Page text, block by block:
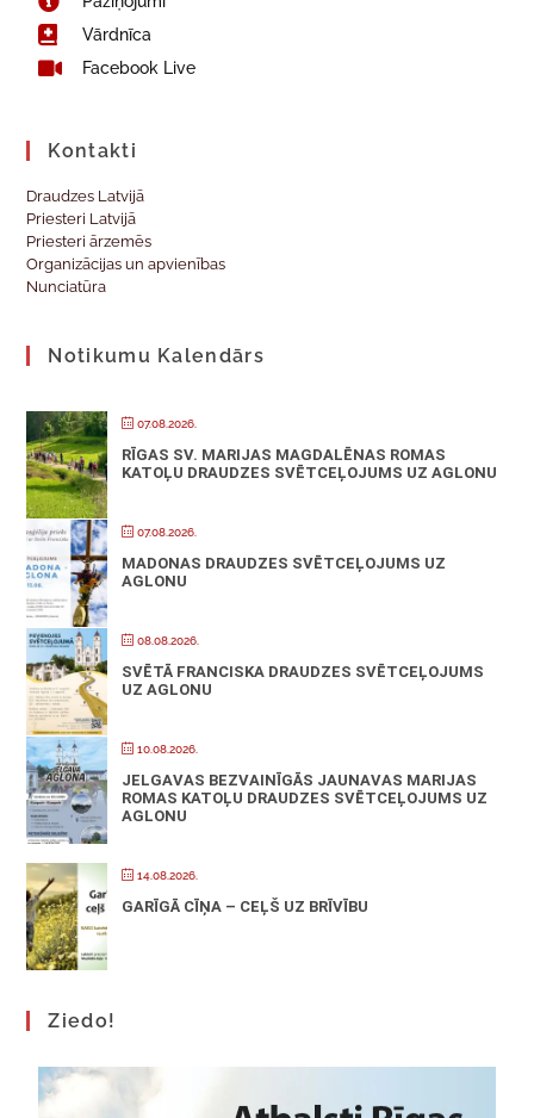
Vārdnīca
Facebook Live
Kontakti
Draudzes Latvijā
Priesteri Latvijā
Priesteri ārzemēs
Organizācijas un apvienības
Nunciatūra
Notikumu Kalendārs
07.08.2026.
RĪGAS SV. MARIJAS MAGDALĒNAS ROMAS
KATOĻU DRAUDZES SVĒTCEĻOJUMS UZ AGLONU
07.08.2026.
MADONAS DRAUDZES SVĒTCEĻOJUMS UZ
AGLONU
08.08.2026.
SVĒTĀ FRANCISKA DRAUDZES SVĒTCEĻOJUMS
UZ AGLONU
10.08.2026.
JELGAVAS BEZVAINĪGĀS JAUNAVAS MARIJAS
ROMAS KATOĻU DRAUDZES SVĒTCEĻOJUMS UZ
AGLONU
14.08.2026.
GARĪGĀ CĪŅA – CEĻŠ UZ BRĪVĪBU
Ziedo!